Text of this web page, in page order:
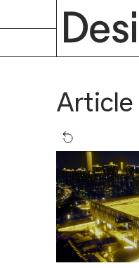
Article